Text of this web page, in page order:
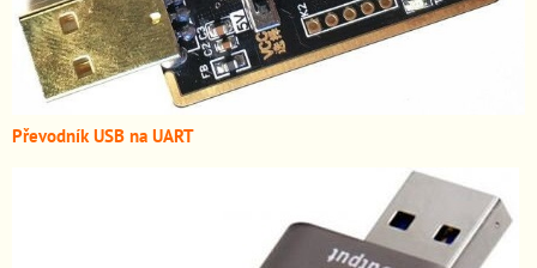
Převodník USB na UART